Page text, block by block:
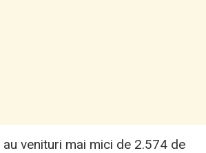
venituri mai mici de 2.574 de